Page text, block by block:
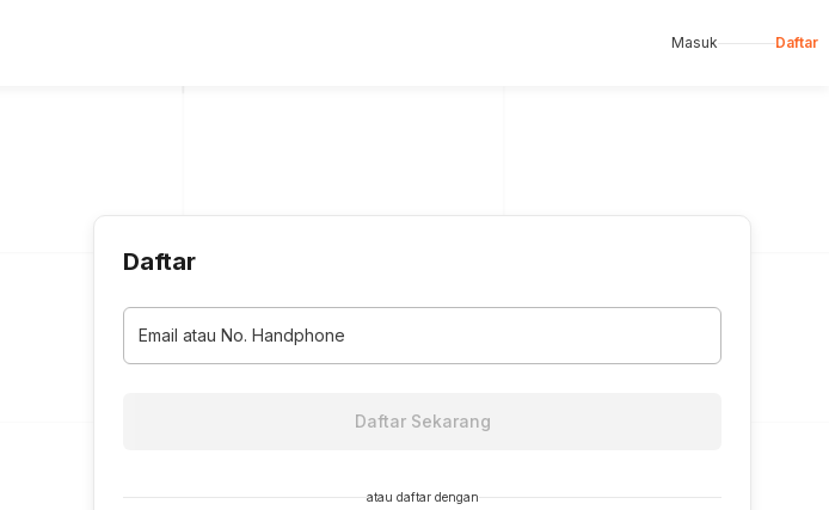
Masuk Daftar
Daftar
Email atau No. Handphone
Daftar Sekarang
atau daftar dengan